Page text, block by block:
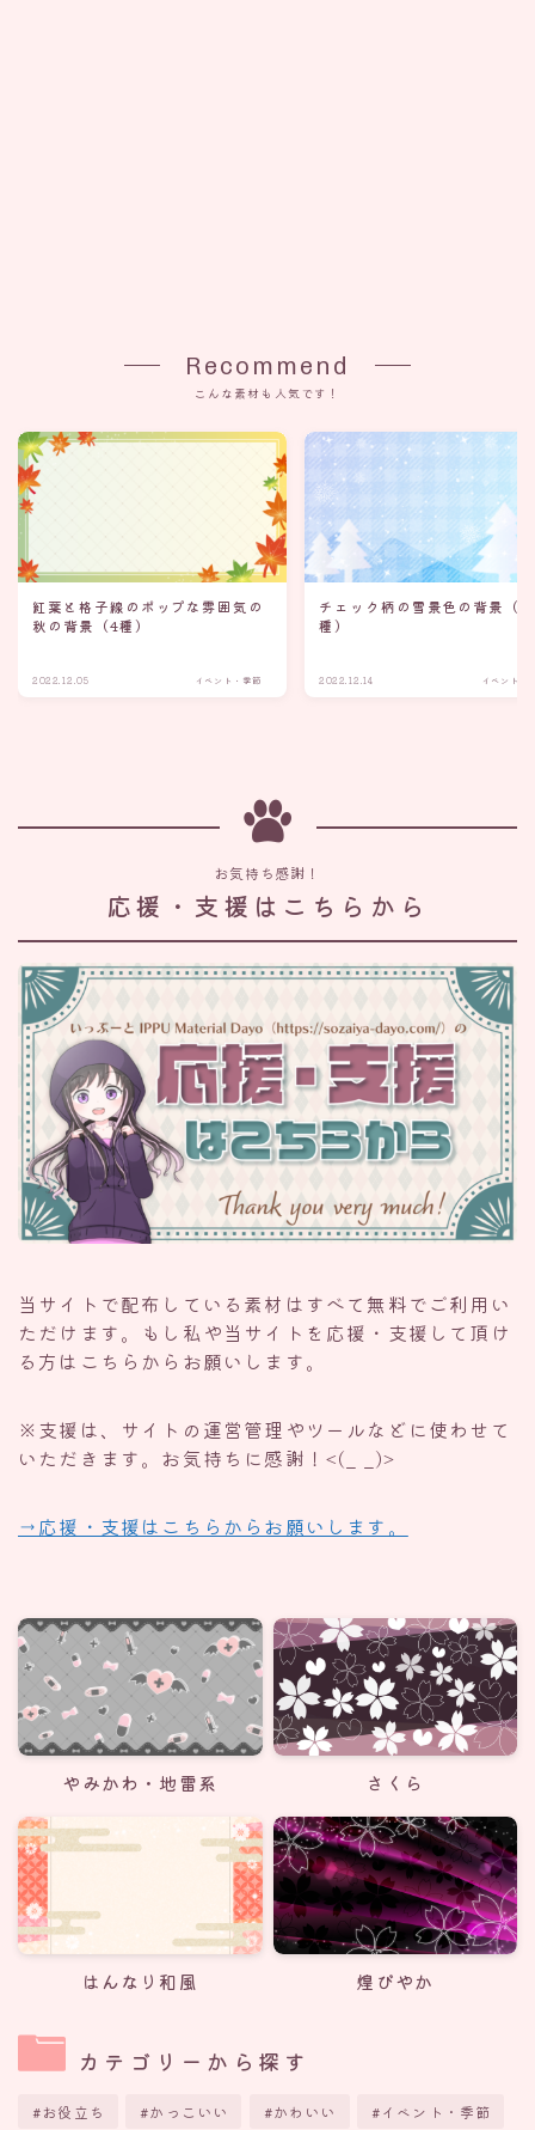
Recommend
こんな素材も人気です！
紅葉と格子線のポップな雰囲気の
秋の背景（4種）
2022.12.05 イベント・季節
チェック柄の雪景色の背景（7
種）
2022.12.14 イベント・
お気持ち感謝！
応援・支援はこちらから
当サイトで配布している素材はすべて無料でご利用い
ただけます。もし私や当サイトを応援・支援して頂け
る方はこちらからお願いします。
※支援は、サイトの運営管理やツールなどに使わせて
いただきます。お気持ちに感謝！<(_ _)>
→応援・支援はこちらからお願いします。
やみかわ・地雷系 さくら
はんなり和風 煌びやか
カテゴリーから探す
お役立ち かっこいい かわいい イベント・季節